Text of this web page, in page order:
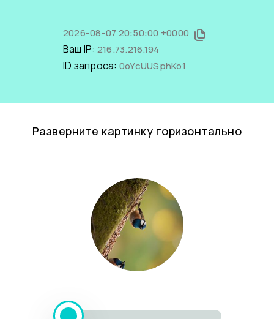
2026-08-07 20:50:00 +0000
Ваш IP: 216.73.216.194
ID запроса: 0oYcUUSphKo1
Разверните картинку горизонтально